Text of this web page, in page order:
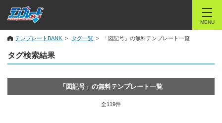
MENU
テンプレートBANK タグ一覧 「図記号」の無料テンプレート一覧
タグ検索結果
「図記号」の無料テンプレート一覧
全119件